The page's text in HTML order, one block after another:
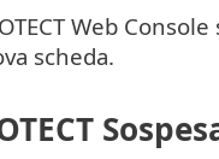
Web
scheda.